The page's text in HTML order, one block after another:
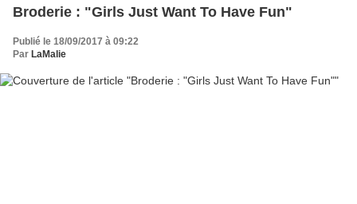
Broderie : "Girls Just Want To Have Fun"
Publié le 18/09/2017 à 09:22
Par LaMalie